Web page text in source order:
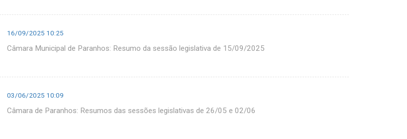
16/09/2025 10:25
Câmara Municipal de Paranhos: Resumo da sessão legislativa de 15/09/2025
03/06/2025 10:09
Câmara de Paranhos: Resumos das sessões legislativas de 26/05 e 02/06